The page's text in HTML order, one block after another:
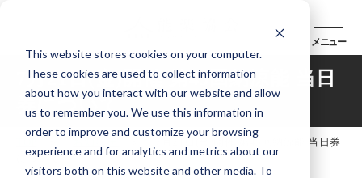
This website stores cookies on your computer.
These cookies are used to collect information
about how you interact with our website and allow
us to remember you. We use this information in
order to improve and customize your browsing
experience and for analytics and metrics about our
visitors both on this website and other media. To
メニュー
7月21日(金)開催 第45回納涼能 当日
券について
7月21日(金)開催 第45回納涼能 当日券
について